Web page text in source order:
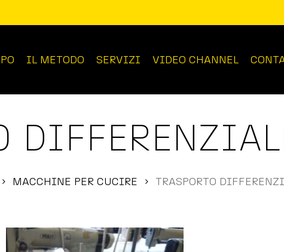
IL METODO SERVIZI VIDEO CHANNEL
MACCHINE PER CUCIRE TRASPORTO